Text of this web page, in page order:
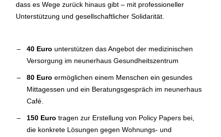
dass es Wege zurück hinaus gibt – mit professioneller
Unterstützung und gesellschaftlicher Solidarität.
40 Euro unterstützen das Angebot der medizinischen
Versorgung im neunerhaus Gesundheitszentrum
80 Euro ermöglichen einem Menschen ein gesundes
Mittagessen und ein Beratungsgespräch im neunerhaus
Café.
150 Euro tragen zur Erstellung von Policy Papers bei,
die konkrete Lösungen gegen Wohnungs- und